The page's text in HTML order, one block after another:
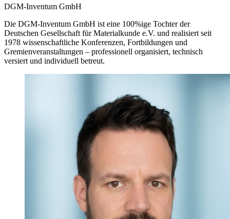
DGM-Inventum GmbH
Die DGM-Inventum GmbH ist eine 100%ige Tochter der
Deutschen Gesellschaft für Materialkunde e.V. und realisiert seit
1978 wissenschaftliche Konferenzen, Fortbildungen und
Gremienveranstaltungen – professionell organisiert, technisch
versiert und individuell betreut.